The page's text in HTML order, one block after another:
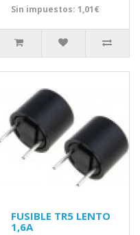
Sin impuestos: 1,01€
FUSIBLE TR5 LENTO
1,6A